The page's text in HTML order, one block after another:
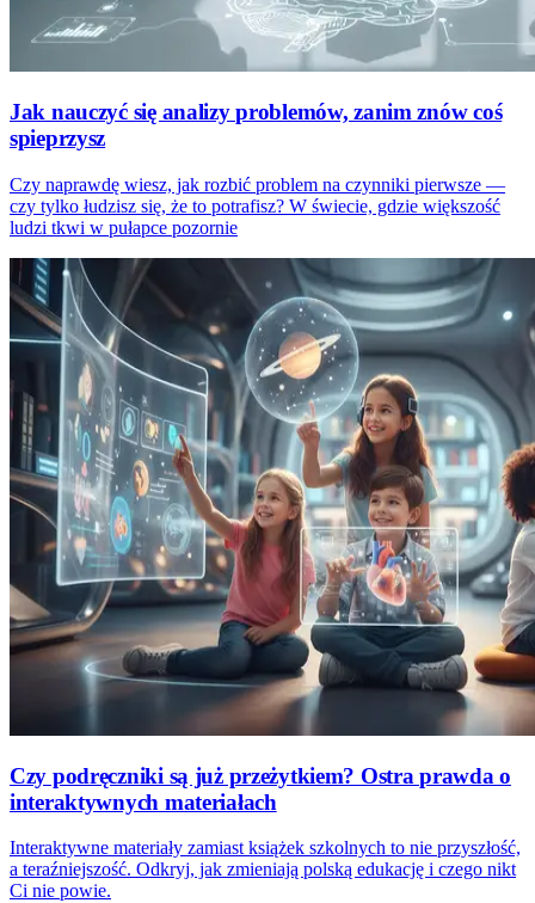
Jak nauczyć się analizy problemów, zanim znów coś
spieprzysz
Czy naprawdę wiesz, jak rozbić problem na czynniki pierwsze —
czy tylko łudzisz się, że to potrafisz? W świecie, gdzie większość
ludzi tkwi w pułapce pozornie
Czy podręczniki są już przeżytkiem? Ostra prawda o
interaktywnych materiałach
Interaktywne materiały zamiast książek szkolnych to nie przyszłość,
a teraźniejszość. Odkryj, jak zmieniają polską edukację i czego nikt
Ci nie powie.